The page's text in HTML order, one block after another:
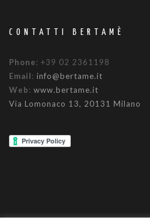
CONTATTI BERTAMÈ
Phone: +39 02 2361198
Email: info@bertame.it
Web: www.bertame.it
Via Lomonaco 13, 20131 Milano